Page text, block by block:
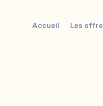
Accueil Les